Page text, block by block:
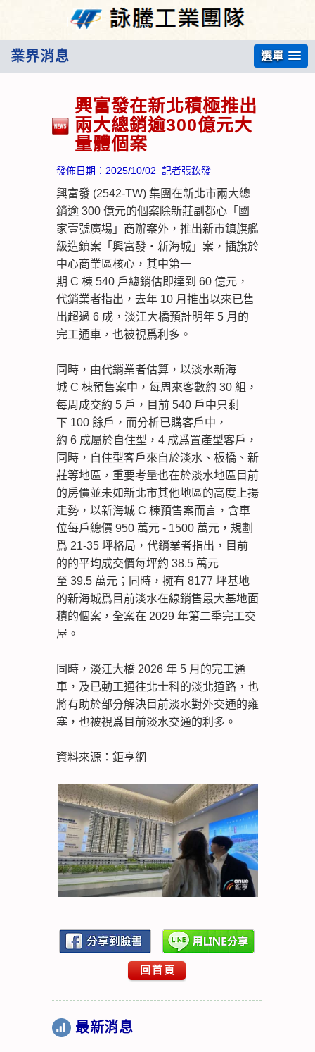
業界消息 選單
興富發在新北積極推出
兩大總銷逾300億元大
量體個案
發佈日期： 2025/10/02 記者張欽發
興富發 (2542-TW) 集團在新北市兩大總
銷逾 300 億元的個案除新莊副都心「國
家壹號廣場」商辦案外，推出新市鎮旗艦
級造鎮案「興富發・新海城」案，插旗於
中心商業區核心，其中第一
期 C 棟 540 戶總銷估即達到 60 億元，
代銷業者指出，去年 10 月推出以來已售
出超過 6 成，淡江大橋預計明年 5 月的
完工通車，也被視爲利多。
同時，由代銷業者估算，以淡水新海
城 C 棟預售案中，每周來客數約 30 組，
每周成交約 5 戶，目前 540 戶中只剩
下 100 餘戶，而分析已購客戶中，
約 6 成屬於自住型，4 成爲置產型客戶，
同時，自住型客戶來自於淡水、板橋、新
莊等地區，重要考量也在於淡水地區目前
的房價並未如新北市其他地區的高度上揚
走勢，以新海城 C 棟預售案而言，含車
位每戶總價 950 萬元 - 1500 萬元，規劃
爲 21-35 坪格局，代銷業者指出，目前
的的平均成交價每坪約 38.5 萬元
至 39.5 萬元；同時，擁有 8177 坪基地
的新海城爲目前淡水在線銷售最大基地面
積的個案，全案在 2029 年第二季完工交
屋。
同時，淡江大橋 2026 年 5 月的完工通
車，及已動工通往北士科的淡北道路，也
將有助於部分解決目前淡水對外交通的雍
塞，也被視爲目前淡水交通的利多。
資料來源：鉅亨網
回首頁
最新消息